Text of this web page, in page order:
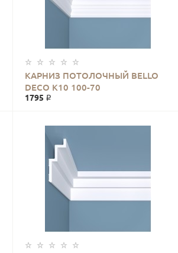
КАРНИЗ ПОТОЛОЧНЫЙ BELLO
DECO К10 100-70
1795 ₽